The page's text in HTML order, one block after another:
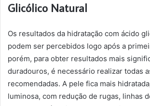
Glicólico Natural
Os resultados da hidratação com ácido
podem ser percebidos logo após a
porém, para obter resultados mais
duradouros, é necessário realizar todas
recomendadas. A pele fica mais
luminosa, com redução de rugas, linhas